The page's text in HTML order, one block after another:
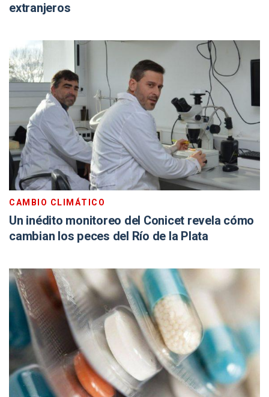
extranjeros
CAMBIO CLIMÁTICO
Un inédito monitoreo del Conicet revela cómo
cambian los peces del Río de la Plata